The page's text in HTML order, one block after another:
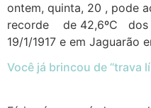
ontem, quinta, 20 , pode
recorde de 42,6ºC dos
19/1/1917 e em Jaguarão
Você já brincou de “trava